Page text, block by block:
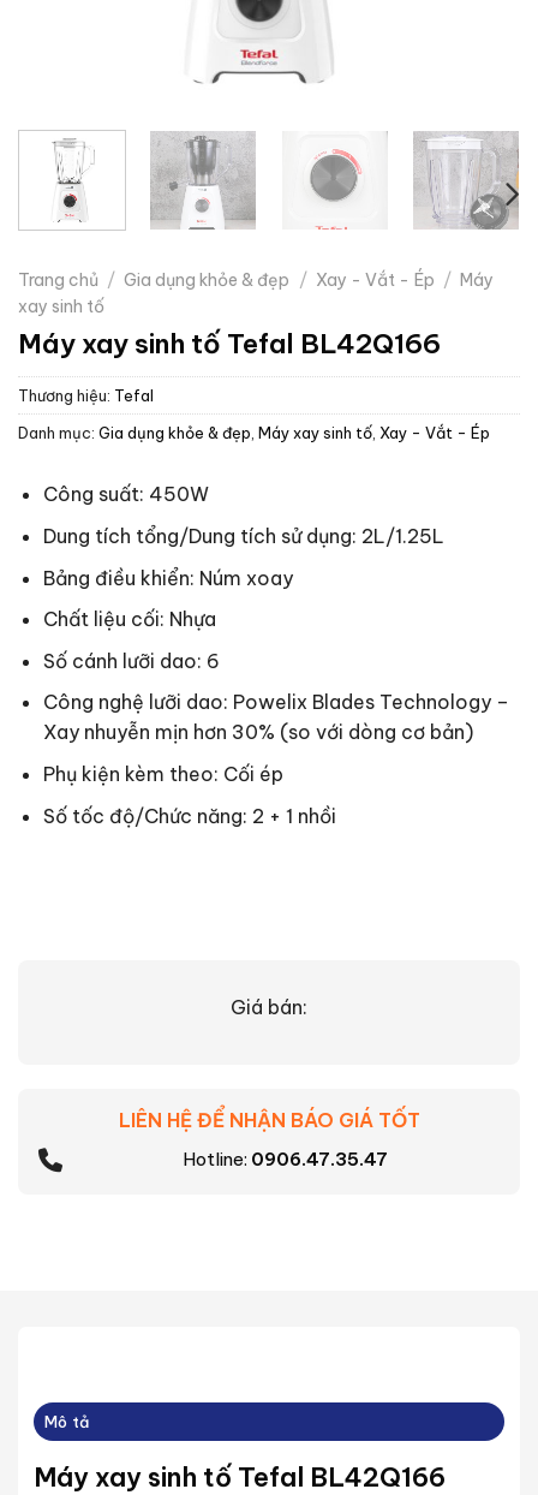
Trang chủ / Gia dụng khỏe & đẹp / Xay - Vắt - Ép / Máy
xay sinh tố
Máy xay sinh tố Tefal BL42Q166
Thương hiệu: Tefal
Danh mục: Gia dụng khỏe & đẹp Máy xay sinh tố Xay - Vắt - Ép
Công suất: 450W
Dung tích tổng/Dung tích sử dụng: 2L/1.25L
Bảng điều khiển: Núm xoay
Chất liệu cối: Nhựa
Số cánh lưỡi dao: 6
Công nghệ lưỡi dao: Powelix Blades Technology –
Xay nhuyễn mịn hơn 30% (so với dòng cơ bản)
Phụ kiện kèm theo: Cối ép
Số tốc độ/Chức năng: 2 + 1 nhồi
Giá bán:
LIÊN HỆ ĐỂ NHẬN BÁO GIÁ TỐT
Hotline: 0906.47.35.47
Mô tả
Máy xay sinh tố Tefal BL42Q166